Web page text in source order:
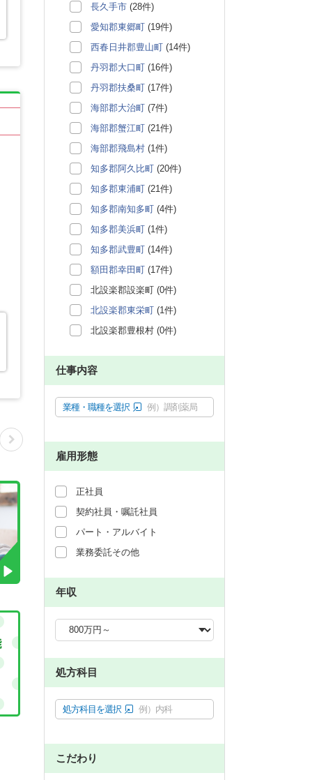
長久手市 (28件)
愛知郡東郷町 (19件)
西春日井郡豊山町 (14件)
丹羽郡大口町 (16件)
丹羽郡扶桑町 (17件)
海部郡大治町 (7件)
海部郡蟹江町 (21件)
海部郡飛島村 (1件)
知多郡阿久比町 (20件)
知多郡東浦町 (21件)
知多郡南知多町 (4件)
知多郡美浜町 (1件)
知多郡武豊町 (14件)
額田郡幸田町 (17件)
北設楽郡設楽町 (0件)
北設楽郡東栄町 (1件)
北設楽郡豊根村 (0件)
仕事内容
業種・職種を選択 例）調剤薬局
雇用形態
正社員
契約社員・嘱託社員
パート・アルバイト
業務委託その他
年収
処方科目
処方科目を選択 例）内科
こだわり